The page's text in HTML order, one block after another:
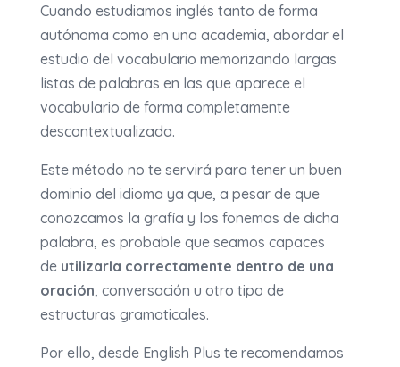
Cuando estudiamos inglés tanto de forma
autónoma como en una academia, abordar el
estudio del vocabulario memorizando largas
listas de palabras en las que aparece el
vocabulario de forma completamente
descontextualizada.
Este método no te servirá para tener un buen
dominio del idioma ya que, a pesar de que
conozcamos la grafía y los fonemas de dicha
palabra, es probable que seamos capaces
de utilizarla correctamente dentro de una
oración, conversación u otro tipo de
estructuras gramaticales.
Por ello, desde English Plus te recomendamos